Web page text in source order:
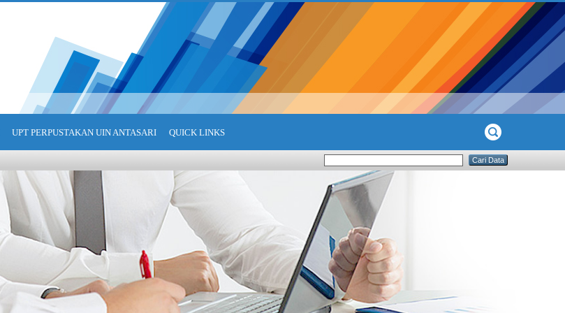
UPT PERPUSTAKAN UIN ANTASARI QUICK LINKS